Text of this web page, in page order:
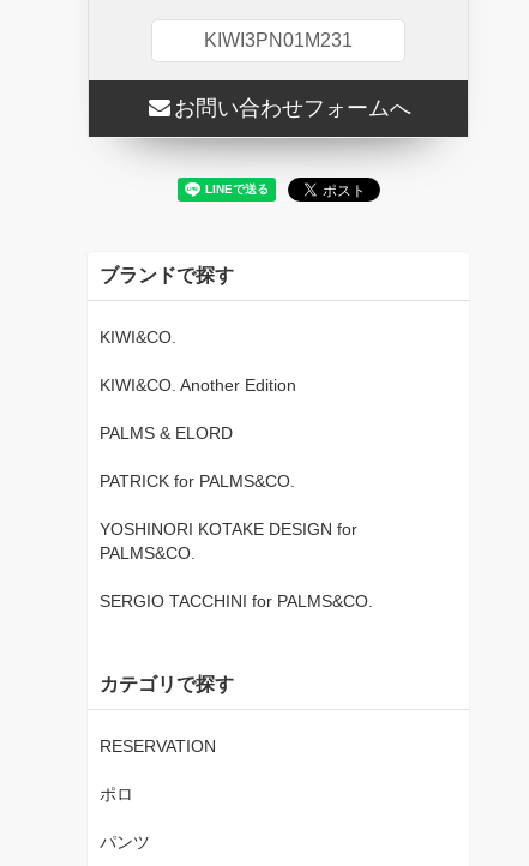
KIWI3PN01M231
お問い合わせフォームへ
ブランドで探す
KIWI&CO.
KIWI&CO. Another Edition
PALMS & ELORD
PATRICK for PALMS&CO.
YOSHINORI KOTAKE DESIGN for
PALMS&CO.
SERGIO TACCHINI for PALMS&CO.
カテゴリで探す
RESERVATION
ポロ
パンツ